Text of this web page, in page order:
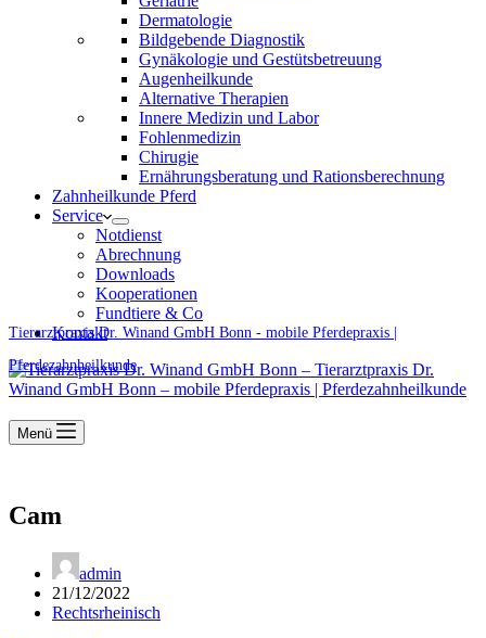
Dermatologie
Bildgebende Diagnostik
Gynäkologie und Gestütsbetreuung
Augenheilkunde
Alternative Therapien
Innere Medizin und Labor
Fohlenmedizin
Chirugie
Ernährungsberatung und Rationsberechnung
Zahnheilkunde Pferd
Service
Notdienst
Abrechnung
Downloads
Kooperationen
Fundtiere & Co
Kontakt
Tierarztpraxis Dr. Winand GmbH Bonn - mobile Pferdepraxis |
Pferdezahnheilkunde
Menü
Cam
admin
21/12/2022
Rechtsrheinisch